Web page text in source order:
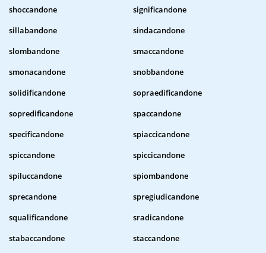
shoccandone
significandone
sillabandone
sindacandone
slombandone
smaccandone
smonacandone
snobbandone
solidificandone
sopraedificandone
sopredificandone
spaccandone
specificandone
spiaccicandone
spiccandone
spiccicandone
spiluccandone
spiombandone
sprecandone
spregiudicandone
squalificandone
sradicandone
stabaccandone
staccandone